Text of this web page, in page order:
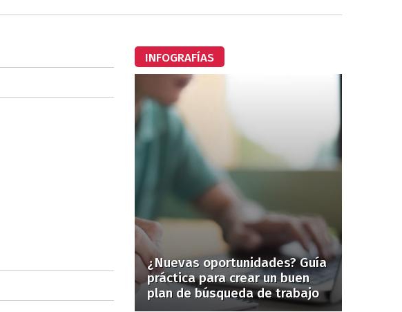
INFOGRAFÍAS
¿Nuevas oportunidades? Guía
práctica para crear un buen
plan de búsqueda de trabajo